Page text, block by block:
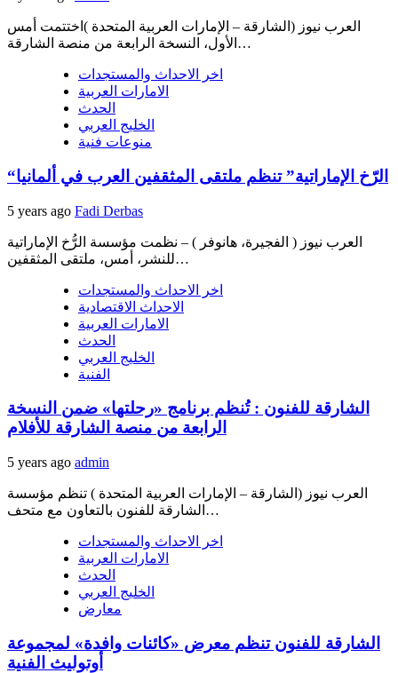
العرب نيوز (الشارقة – الإمارات العربية المتحدة )اختتمت أمس
الأول، النسخة الرابعة من منصة الشارقة…
اخر الاحداث والمستجدات
الامارات العربية
الحدث
الخليج العربي
منوعات فنية
“الرّخ الإماراتية” تنظم ملتقى المثقفين العرب في ألمانيا
5 years ago Fadi Derbas
العرب نيوز ( الفجيرة، هانوفر ) – نظمت مؤسسة الرُّخ الإماراتية
للنشر، أمس، ملتقى المثقفين…
اخر الاحداث والمستجدات
الاحداث الاقتصادية
الامارات العربية
الحدث
الخليج العربي
الفنية
الشارقة للفنون : تُنظم برنامج «رحلتها» ضمن النسخة
الرابعة من منصة الشارقة للأفلام
5 years ago admin
العرب نيوز (الشارقة – الإمارات العربية المتحدة ) تنظم مؤسسة
الشارقة للفنون بالتعاون مع متحف…
اخر الاحداث والمستجدات
الامارات العربية
الحدث
الخليج العربي
معارض
الشارقة للفنون تنظم معرض «كائنات وافدة» لمجموعة
أوتوليث الفنية